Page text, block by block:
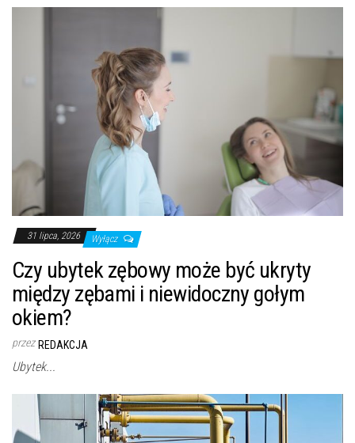
31 lipca, 2026 Wyłącz
Czy ubytek zębowy może być ukryty
między zębami i niewidoczny gołym
okiem?
przez REDAKCJA
Ubytek...